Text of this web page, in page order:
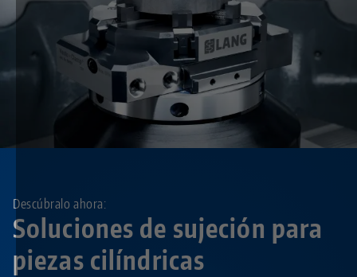
Soluciones de sujeción para
piezas cilíndricas
Descúbralo ahora: